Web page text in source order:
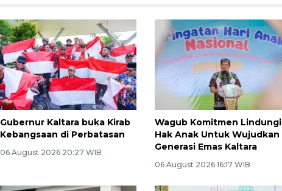
Gubernur Kaltara buka Kirab
Kebangsaan di Perbatasan
06 August 2026 20:27 WIB
Wagub Komitmen Lindungi
Hak Anak Untuk Wujudkan
Generasi Emas Kaltara
06 August 2026 16:17 WIB